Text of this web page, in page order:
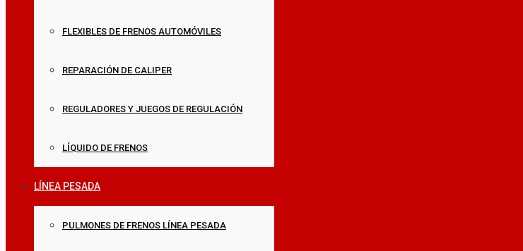
FLEXIBLES DE FRENOS AUTOMÓVILES
REPARACIÓN DE CALIPER
REGULADORES Y JUEGOS DE REGULACIÓN
LÍQUIDO DE FRENOS
LÍNEA PESADA
PULMONES DE FRENOS LÍNEA PESADA